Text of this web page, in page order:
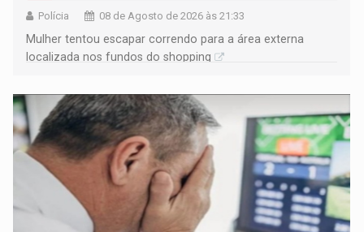
Polícia 08 de Agosto de 2026 às 21:33
Mulher tentou escapar correndo para a área externa
localizada nos fundos do shopping